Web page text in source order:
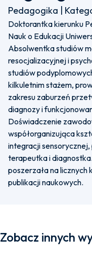
Pedagogika |
Doktorantka kierunku
Nauk o Edukacji
Absolwentka studiów
resocjalizacyjnej i
studiów
kilkuletnim stażem,
zakresu zaburzeń
diagnozy i
Doświadczenie
współorganizująca
integracji
terapeutka i
poszerzała na licznych
publikacji naukowych.
Zobacz innych